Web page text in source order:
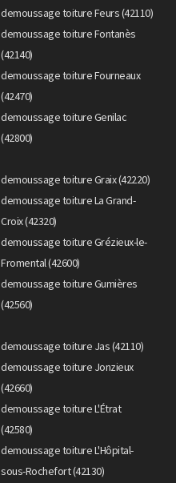
demoussage toiture Feurs (42110)
demoussage toiture Fontanès
(42140)
demoussage toiture Fourneaux
(42470)
demoussage toiture Genilac
(42800)
demoussage toiture Graix (42220)
demoussage toiture La Grand-
Croix (42320)
demoussage toiture Grézieux-le-
Fromental (42600)
demoussage toiture Gumières
(42560)
demoussage toiture Jas (42110)
demoussage toiture Jonzieux
(42660)
demoussage toiture L'Étrat
(42580)
demoussage toiture L'Hôpital-
sous-Rochefort (42130)